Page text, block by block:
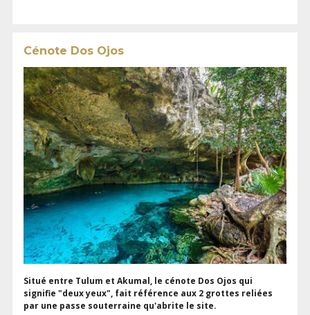
Cénote Dos Ojos
Situé entre Tulum et Akumal, le cénote Dos Ojos qui
signifie "deux yeux", fait référence aux 2 grottes reliées
par une passe souterraine qu'abrite le site.